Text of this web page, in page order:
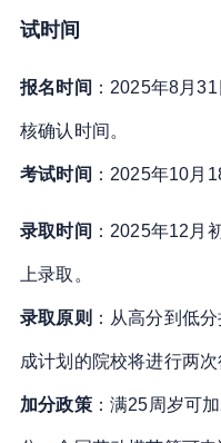
试时间
报名时间 ：2025年8月
核确认时间 。
考试时间 ：2025年10月
录取时间 ：2025年12月
上录取 。
录取原则 ：从高分到低
成计划的院校将进行两
加分政策：满25周岁可